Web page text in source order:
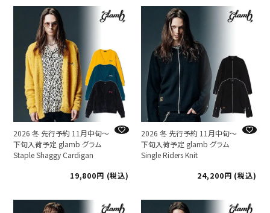
2026 冬 先行予約 11月中旬～
下旬入荷予定 glamb グラム
Staple Shaggy Cardigan
19,800
税込
2026 冬 先行予約 11月中旬～
下旬入荷予定 glamb グラム
Single Riders Knit
24,200
税込